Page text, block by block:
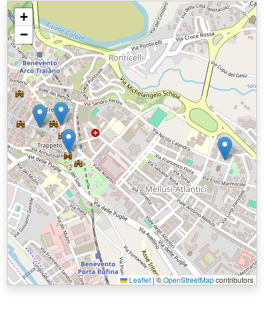
+
−
Leaflet |©OpenStreetMapcontributors